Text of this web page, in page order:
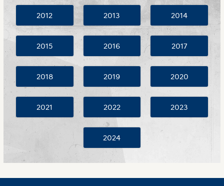
2012 2013 2014
2015 2016 2017
2018 2019 2020
2021 2022 2023
2024